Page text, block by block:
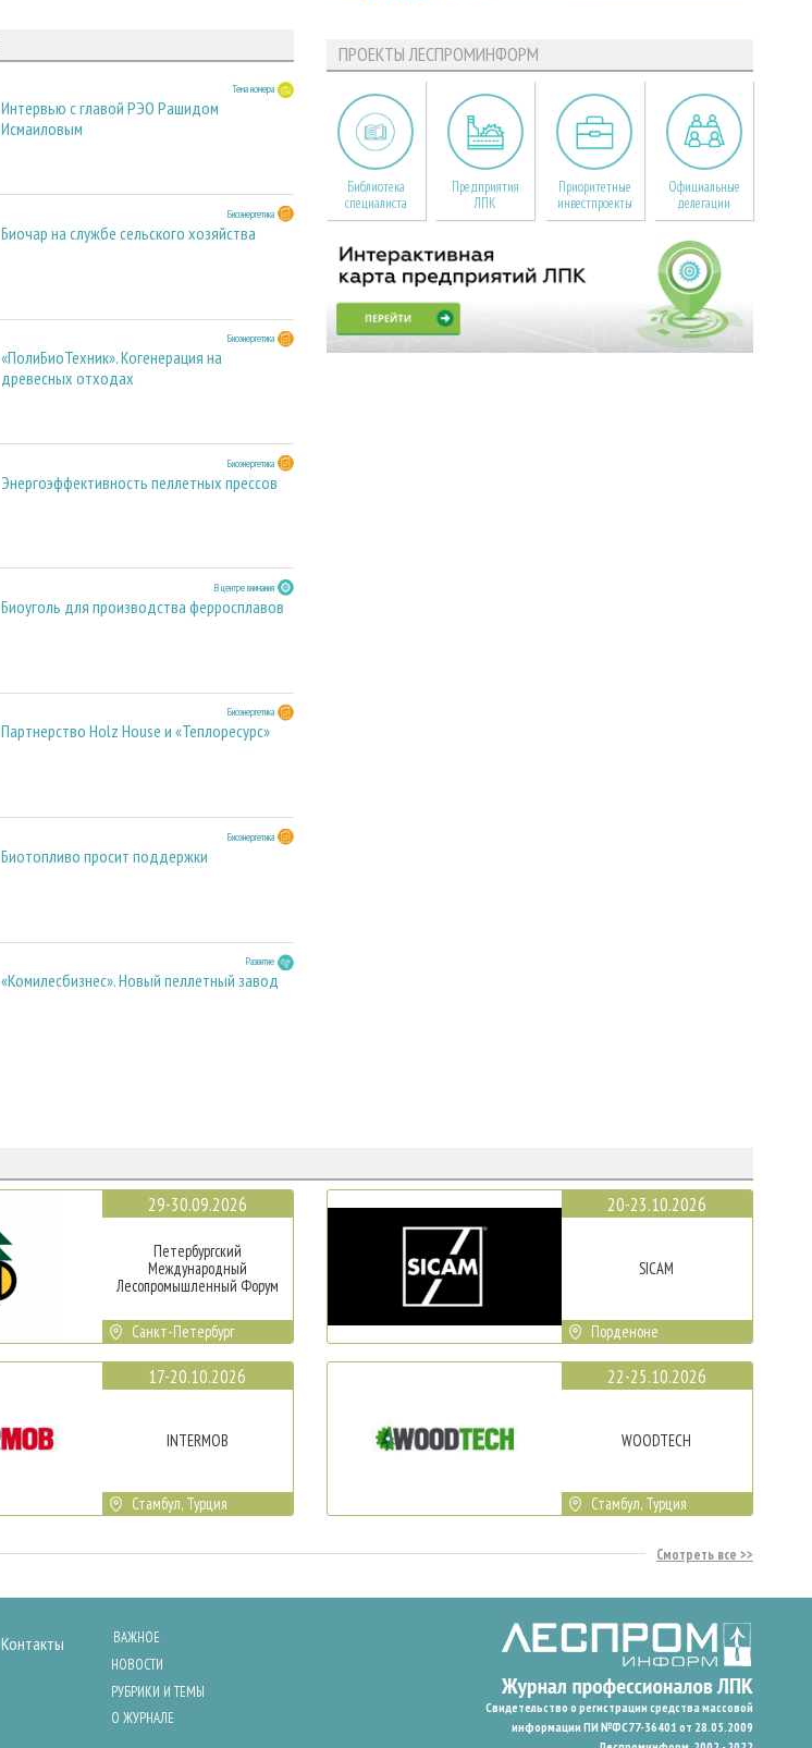
Тема номера
Интервью с главой РЭО Рашидом
Исмаиловым
Биоэнергетика
Биочар на службе сельского хозяйства
Биоэнергетика
«ПолиБиоТехник». Когенерация на
древесных отходах
Биоэнергетика
Энергоэффективность пеллетных прессов
В центре внимания
Биоуголь для производства ферросплавов
Биоэнергетика
Партнерство Holz House и «Теплоресурс»
Биоэнергетика
Биотопливо просит поддержки
Развитие
«Комилесбизнес». Новый пеллетный завод
ПРОЕКТЫ ЛЕСПРОМИНФОРМ
Библиотека
специалиста
Предприятия
ЛПК
Приоритетные
инвестпроекты
Официальные
делегации
29-30.09.2026
Петербургский
Международный
Лесопромышленный Форум
Санкт-Петербург
17-20.10.2026
INTERMOB
Стамбул, Турция
20-23.10.2026
SICAM
Порденоне
22-25.10.2026
WOODTECH
Стамбул, Турция
Смотреть все
Контакты
ВАЖНОЕ
НОВОСТИ
РУБРИКИ И ТЕМЫ
О ЖУРНАЛЕ
Свидетельство о регистрации средства массовой
информации ПИ №ФС77-36401 от 28.05.2009